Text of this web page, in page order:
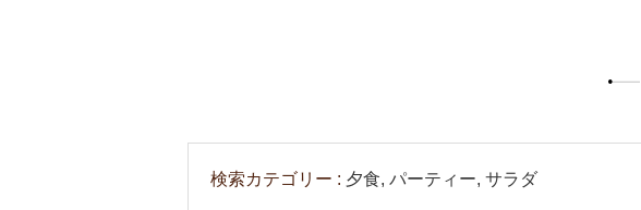
検索カテゴリー 夕食, パーティー, サラダ